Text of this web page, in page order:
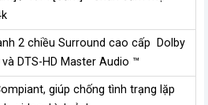
2 chiều Surround cao cấp Dolby
và DTS-HD Master Audio ™
giúp chống tình trạng lặp